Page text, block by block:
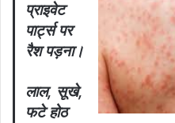
प्राइवेट
पार्ट्स पर
रैश पड़ना।
लाल, सूखे,
फटे होठ